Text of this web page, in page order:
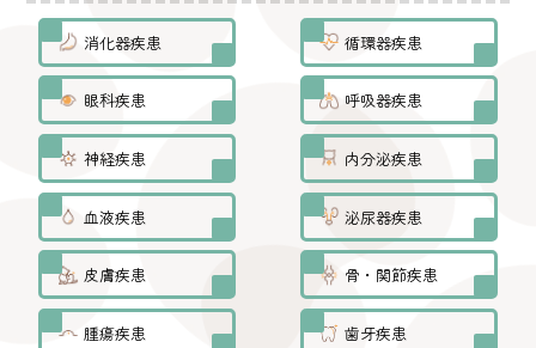
消化器疾患 循環器疾患
眼科疾患 呼吸器疾患
神経疾患 内分泌疾患
血液疾患 泌尿器疾患
皮膚疾患 骨・関節疾患
腫瘍疾患 歯牙疾患